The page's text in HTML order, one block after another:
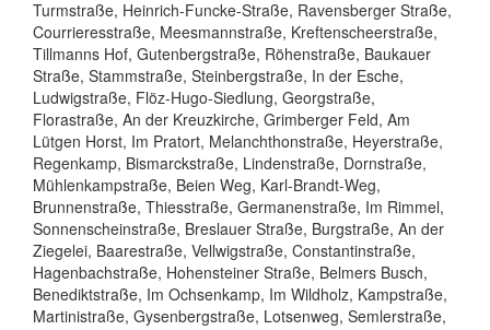
Turmstraße, Heinrich-Funcke-Straße, Ravensberger Straße,
Courrieresstraße, Meesmannstraße, Kreftenscheerstraße,
Tillmanns Hof, Gutenbergstraße, Röhenstraße, Baukauer
Straße, Stammstraße, Steinbergstraße, In der Esche,
Ludwigstraße, Flöz-Hugo-Siedlung, Georgstraße,
Florastraße, An der Kreuzkirche, Grimberger Feld, Am
Lütgen Horst, Im Pratort, Melanchthonstraße, Heyerstraße,
Regenkamp, Bismarckstraße, Lindenstraße, Dornstraße,
Mühlenkampstraße, Beien Weg, Karl-Brandt-Weg,
Brunnenstraße, Thiesstraße, Germanenstraße, Im Rimmel,
Sonnenscheinstraße, Breslauer Straße, Burgstraße, An der
Ziegelei, Baarestraße, Vellwigstraße, Constantinstraße,
Hagenbachstraße, Hohensteiner Straße, Belmers Busch,
Benediktstraße, Im Ochsenkamp, Im Wildholz, Kampstraße,
Martinistraße, Gysenbergstraße, Lotsenweg, Semlerstraße,